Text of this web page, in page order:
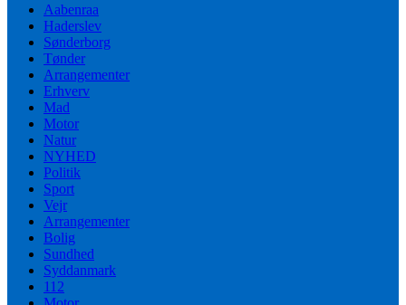
Aabenraa
Haderslev
Sønderborg
Tønder
Arrangementer
Erhverv
Mad
Motor
Natur
NYHED
Politik
Sport
Vejr
Arrangementer
Bolig
Sundhed
Syddanmark
112